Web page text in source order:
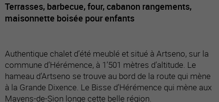
Terrasses, barbecue, four, cabanon rangements,
maisonnette boisée pour enfants
Authentique chalet d’été meublé et situé à Artseno, sur la
commune d’Hérémence, à 1’501 mètres d’altitude. Le
hameau d’Artseno se trouve au bord de la route qui mène
à la Grande Dixence. Le Bisse d’Hérémence qui mène aux
Mayens-de-Sion longe cette belle région.